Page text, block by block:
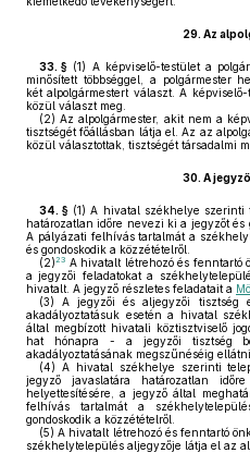
29. Az
33. § (1) A képviselő-testület a
minősített többséggel, a polgármester
két alpolgármestert választ. A
közül választ meg.
(2) Az alpolgármester, akit nem a
tisztségét főállásban látja el. Az az
közül választottak, tisztségét társadalmi
30. A
34. § (1) A hivatal székhelye szerinti
határozatlan időre nevezi ki a jegyzőt és
A pályázati felhívás tartalmát a
és gondoskodik a közzétételről.
(2)23 A hivatalt létrehozó és fenntartó
a jegyzői feladatokat a
hivatalt. A jegyző részletes feladatait a
(3) A jegyzői és aljegyzői tisztség
akadályoztatásuk esetén a hivatal
által megbízott hivatali köztisztviselő
hat hónapra - a jegyzői tisztség
akadályoztatásának megszűnéséig ellátni.
(4) A hivatal székhelye szerinti
jegyző javaslatára határozatlan
helyettesítésére, a jegyző által
felhívás tartalmát a
gondoskodik a közzétételről.
(5) A hivatalt létrehozó és fenntartó
székhelytelepülés aljegyzője látja el az